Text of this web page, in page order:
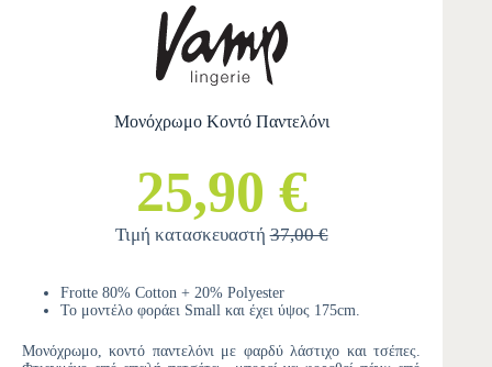
Μονόχρωμο Κοντό Παντελόνι
25,90 €
Τιμή κατασκευαστή37,00 €
Frotte 80% Cotton + 20% Polyester
Το μοντέλο φοράει Small και έχει ύψος 175cm.
Μονόχρωμο, κοντό παντελόνι με φαρδύ λάστιχο και τσέπες.